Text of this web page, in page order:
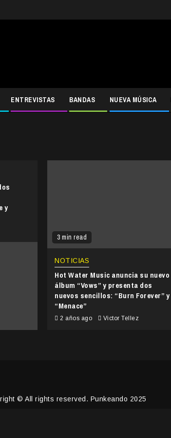
ENTREVISTAS BANDAS NUEVA MÚSICA
y
3 min read
NOTICIAS
Hot Water Music anuncia su nuevo
álbum “Vows” y presenta dos
nuevos sencillos: “Burn Forever” y
“Menace”
2 años ago Victor Tellez
© All rights reserved. Punkeando 2025